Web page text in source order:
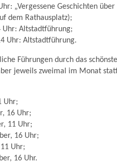
„Vergessene Geschichten
dem Rathausplatz);
Uhr: Altstadtführung;
Uhr: Altstadtführung.
Führungen durch das
jeweils zweimal im Monat
Uhr;
16 Uhr;
11 Uhr;
16 Uhr;
Uhr;
16 Uhr.